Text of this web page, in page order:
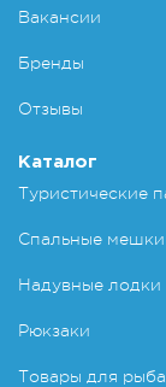
Вакансии
Бренды
Отзывы
Каталог
Туристические
Спальные мешки
Надувные
Рюкзаки
Товары для